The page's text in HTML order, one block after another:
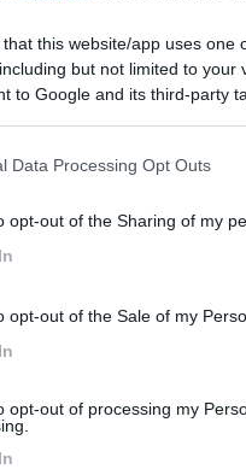
that this website/app uses
but not limited to
to Google and its third-party
Data Processing Opt Outs
opt-out of the Sharing of my
opt-out of the Sale of my
opt-out of processing my
Bosnia Erzegovina,
Primosten, Mostar,
il07/01/2021
Bosnia Erzegovina,
Zara, Plitviche
il11/10/2019